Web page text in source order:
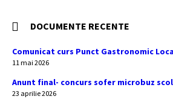
DOCUMENTE RECENTE
Comunicat curs Punct Gastronomic
11 mai 2026
Anunt final- concurs sofer microbuz
23 aprilie 2026